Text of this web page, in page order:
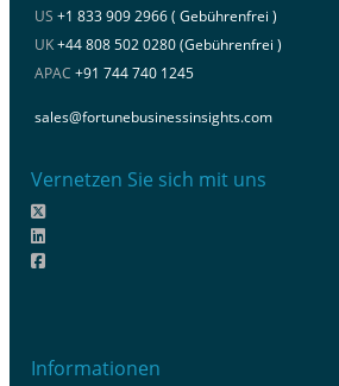
US +1 833 909 2966 ( Gebührenfrei )
UK+44 808 502 0280 (Gebührenfrei )
APAC +91 744 740 1245
sales@fortunebusinessinsights.com
Vernetzen Sie sich mit uns
Informationen